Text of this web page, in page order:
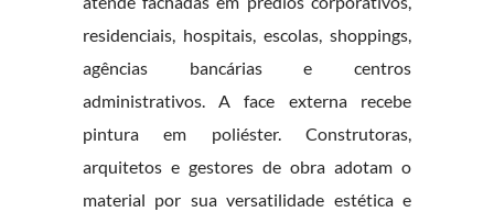
residenciais, hospitais, escolas, shoppings,
agências bancárias e centros
administrativos. A face externa recebe
pintura em poliéster. Construtoras,
arquitetos e gestores de obra adotam o
material por sua versatilidade estética e